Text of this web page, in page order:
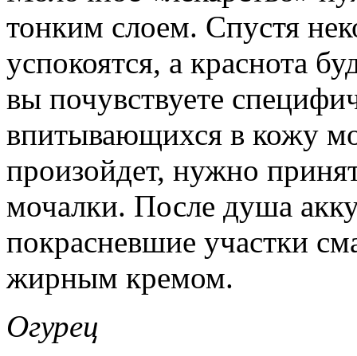
тонким слоем. Спустя
успокоятся, а краснота
вы почувствуете
впитывающихся в кожу
произойдет, нужно
мочалки. После душа
покрасневшие участки
жирным кремом.
Огурец